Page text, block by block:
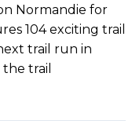
Normandie for
104 exciting trail
trail run in
trail